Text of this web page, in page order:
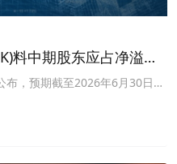
料中期股东应占净溢利
布，预期截至2026年6月30日止
期有所上涨所致。